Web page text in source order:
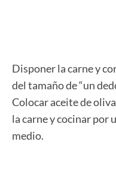
Disponer la carne y
del tamaño de “un
Colocar aceite de
la carne y cocinar por
medio.